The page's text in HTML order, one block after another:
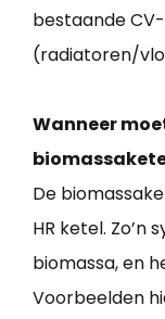
bestaande
(radiatoren/
Wanneer
De
HR ketel. Zo’n
biomassa, en
Voorbeelden